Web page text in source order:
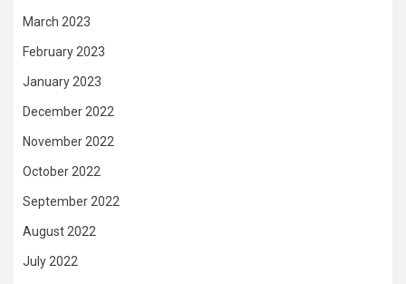
March 2023
February 2023
January 2023
December 2022
November 2022
October 2022
September 2022
August 2022
July 2022